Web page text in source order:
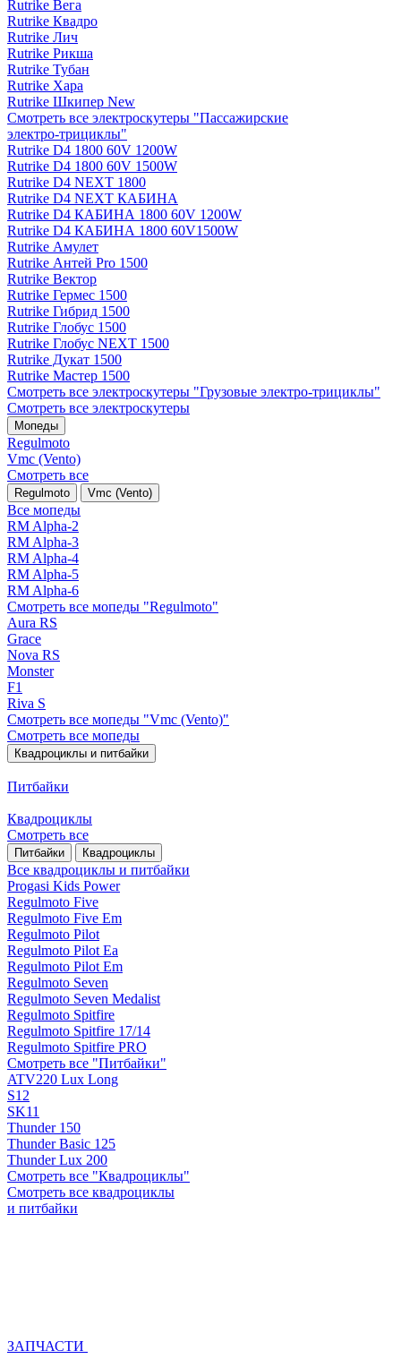
Rutrike Вега
Rutrike Квадро
Rutrike Лич
Rutrike Рикша
Rutrike Тубан
Rutrike Хара
Rutrike Шкипер New
Смотреть все электро­скутеры "Пассажирские
электро‑трициклы"
Rutrike D4 1800 60V 1200W
Rutrike D4 1800 60V 1500W
Rutrike D4 NEXT 1800
Rutrike D4 NEXT КАБИНА
Rutrike D4 КАБИНА 1800 60V 1200W
Rutrike D4 КАБИНА 1800 60V1500W
Rutrike Амулет
Rutrike Антей Pro 1500
Rutrike Вектор
Rutrike Гермес 1500
Rutrike Гибрид 1500
Rutrike Глобус 1500
Rutrike Глобус NEXT 1500
Rutrike Дукат 1500
Rutrike Мастер 1500
Смотреть все электро­скутеры "Грузовые электро‑трициклы"
Смотреть все электро­скутеры
Мопеды
Regulmoto
Vmc (Vento)
Смотреть все
Regulmoto Vmc (Vento)
Все мопеды
RM Alpha-2
RM Alpha-3
RM Alpha-4
RM Alpha-5
RM Alpha-6
Смотреть все мопеды "Regulmoto"
Aura RS
Grace
Nova RS
Monster
F1
Riva S
Смотреть все мопеды "Vmc (Vento)"
Смотреть все мопеды
Квадроциклы и питбайки
Питбайки
Квадроциклы
Смотреть все
Питбайки Квадроциклы
Все квадроциклы и питбайки
Progasi Kids Power
Regulmoto Five
Regulmoto Five Em
Regulmoto Pilot
Regulmoto Pilot Ea
Regulmoto Pilot Em
Regulmoto Seven
Regulmoto Seven Medalist
Regulmoto Spitfire
Regulmoto Spitfire 17/14
Regulmoto Spitfire PRO
Смотреть все "Питбайки"
ATV220 Lux Long
S12
SK11
Thunder 150
Thunder Basic 125
Thunder Lux 200
Смотреть все "Квадроциклы"
Смотреть все квадроциклы
и питбайки
ЗАПЧАСТИ